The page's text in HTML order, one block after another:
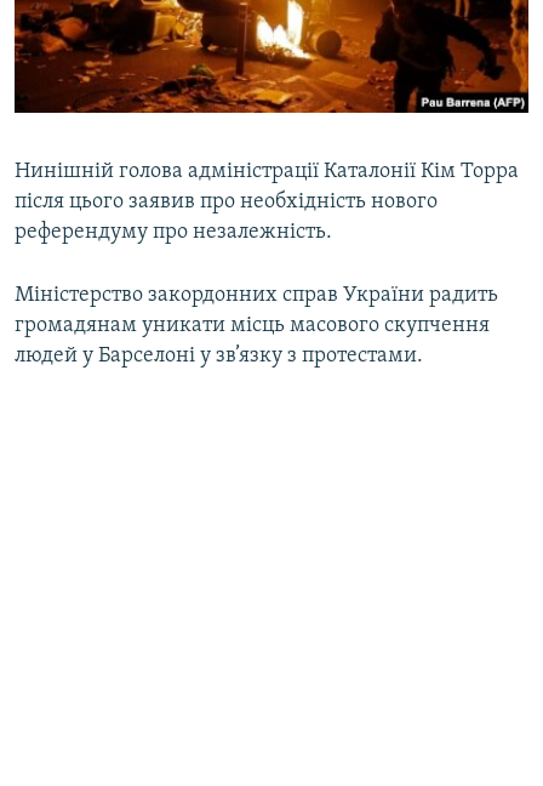
Нинішній голова адміністрації Каталонії Кім Торра
після цього заявив про необхідність нового
референдуму про незалежність.
Міністерство закордонних справ України радить
громадянам уникати місць масового скупчення
людей у Барселоні у зв’язку з протестами.